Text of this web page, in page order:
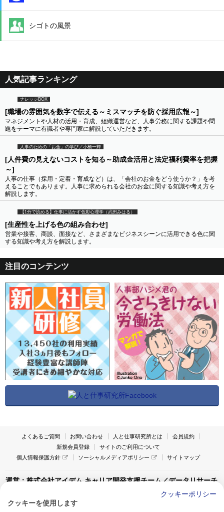
シゴトの風景
人気記事ランキング
ナレッジBOX
[職場の雰囲気を数字で伝える～ミスマッチを防ぐ採用広報～]
マネジメントや人材の活用・育成、組織運営など、人事労務に関する課題や問
題をテーマに有識者や専門家に解説していただきます。
人事のための「お金」の学び／小橋一輝
[人件費の見えないコストを知る～助成金活用と法定福利費率を把握
～]
人事の仕事（採用・定着・育成など）は、「会社のお金をどう使うか？」を考
えることでもあります。人事に求められる会社のお金に関する知識や考え方を
解説します。
【1分で読める】仕事に活かす色彩心理学（武田みはる）
[生産性を上げる色の組み合わせ]
営業や接客、商談、面接など、さまざまなビジネスシーンに活用できる色に関
する知識や考え方を解説します。
注目のコンテンツ
よくあるご質問 お問い合わせ 人と仕事研究所とは
会員規約
新規会員登録
サイトのご利用について
個人情報保護方針
ソーシャルメディアポリシー サイトマップ
運営：株式会社アイデム キャリア開発支援チーム／データリサーチ
〒160-0022 東京都新宿区新宿1-4-10
クッキーポリシー
クッキーを使用します